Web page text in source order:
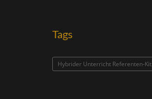
Tags
Hybrider Unterricht Referenten-Kit